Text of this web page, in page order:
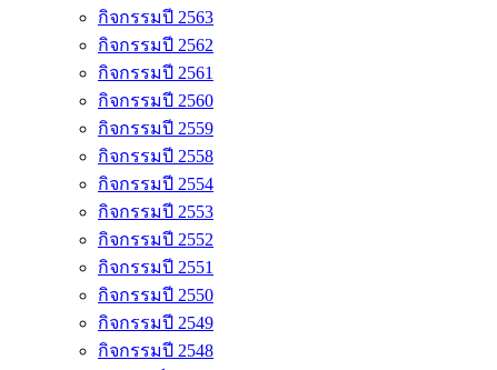
กิจกรรมปี 2563
กิจกรรมปี 2562
กิจกรรมปี 2561
กิจกรรมปี 2560
กิจกรรมปี 2559
กิจกรรมปี 2558
กิจกรรมปี 2554
กิจกรรมปี 2553
กิจกรรมปี 2552
กิจกรรมปี 2551
กิจกรรมปี 2550
กิจกรรมปี 2549
กิจกรรมปี 2548